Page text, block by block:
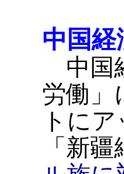
中国
中国
労働」
トに
「新